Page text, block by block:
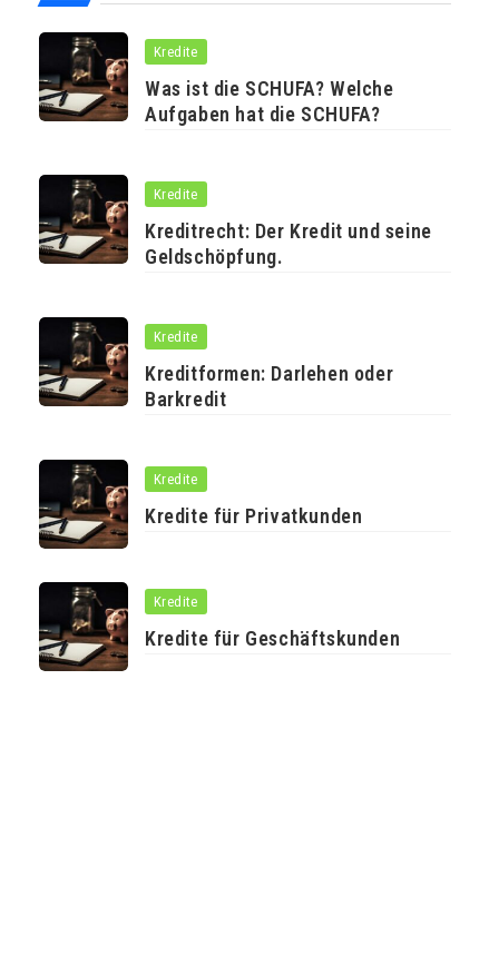
Kredite
Was ist die SCHUFA? Welche
Aufgaben hat die SCHUFA?
Kredite
Kreditrecht: Der Kredit und seine
Geldschöpfung.
Kredite
Kreditformen: Darlehen oder
Barkredit
Kredite
Kredite für Privatkunden
Kredite
Kredite für Geschäftskunden